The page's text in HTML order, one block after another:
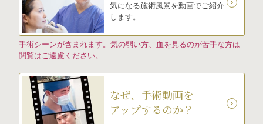
気になる施術風景を動画でご紹介
します。
手術シーンが含まれます。気の弱い方、血を見るのが苦手な方は
閲覧はご遠慮ください。
なぜ、手術動画を
アップするのか？